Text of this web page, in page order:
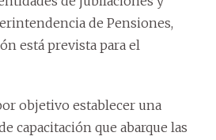
de Pensiones,
está prevista para el
objetivo establecer una
capacitación que abarque las